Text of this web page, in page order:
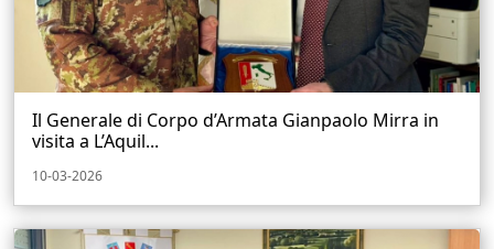
Il Generale di Corpo d’Armata Gianpaolo Mirra in
visita a L’Aquil...
10-03-2026